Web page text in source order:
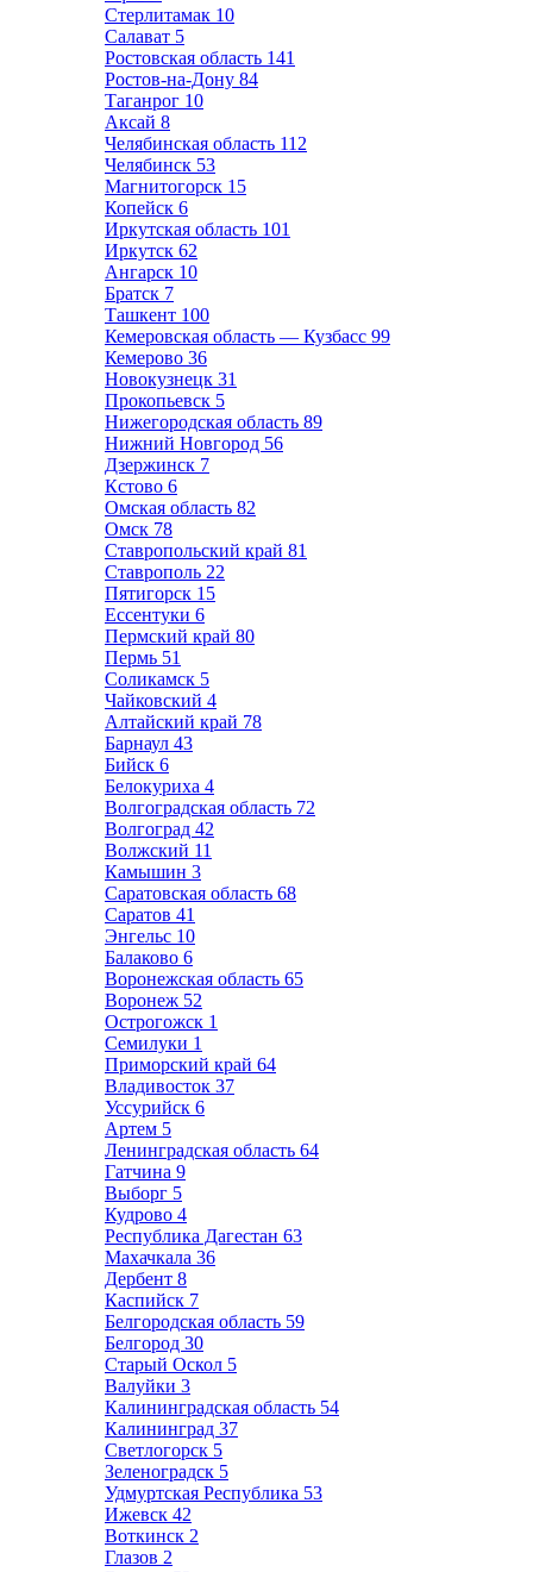
Стерлитамак 10
Салават 5
Ростовская область 141
Ростов-на-Дону 84
Таганрог 10
Аксай 8
Челябинская область 112
Челябинск 53
Магнитогорск 15
Копейск 6
Иркутская область 101
Иркутск 62
Ангарск 10
Братск 7
Ташкент 100
Кемеровская область — Кузбасс 99
Кемерово 36
Новокузнецк 31
Прокопьевск 5
Нижегородская область 89
Нижний Новгород 56
Дзержинск 7
Кстово 6
Омская область 82
Омск 78
Ставропольский край 81
Ставрополь 22
Пятигорск 15
Ессентуки 6
Пермский край 80
Пермь 51
Соликамск 5
Чайковский 4
Алтайский край 78
Барнаул 43
Бийск 6
Белокуриха 4
Волгоградская область 72
Волгоград 42
Волжский 11
Камышин 3
Саратовская область 68
Саратов 41
Энгельс 10
Балаково 6
Воронежская область 65
Воронеж 52
Острогожск 1
Семилуки 1
Приморский край 64
Владивосток 37
Уссурийск 6
Артем 5
Ленинградская область 64
Гатчина 9
Выборг 5
Кудрово 4
Республика Дагестан 63
Махачкала 36
Дербент 8
Каспийск 7
Белгородская область 59
Белгород 30
Старый Оскол 5
Валуйки 3
Калининградская область 54
Калининград 37
Светлогорск 5
Зеленоградск 5
Удмуртская Республика 53
Ижевск 42
Воткинск 2
Глазов 2